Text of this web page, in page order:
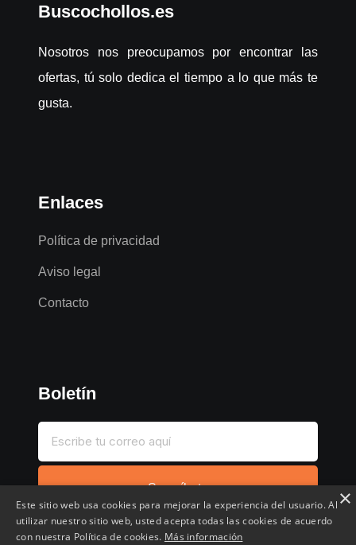
Buscochollos.es
Nosotros nos preocupamos por encontrar las
ofertas, tú solo dedica el tiempo a lo que más te
gusta.
Enlaces
Política de privacidad
Aviso legal
Contacto
Boletín
Suscríbete ×
Este sitio web usa cookies para mejorar la experiencia del usuario. Al
utilizar nuestro sitio web, usted acepta todas las cookies de acuerdo
con nuestra Política de cookies. Más información